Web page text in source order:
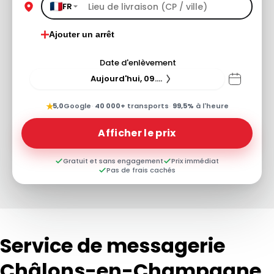
FR
Ajouter un arrêt
Date d'enlèvement
Aujourd'hui, 09.08.26
★5,0Google· 40 000+ transports· 99,5% à l'heure
Afficher le prix
Gratuit et sans engagement
Prix immédiat
Pas de frais cachés
Service de messagerie